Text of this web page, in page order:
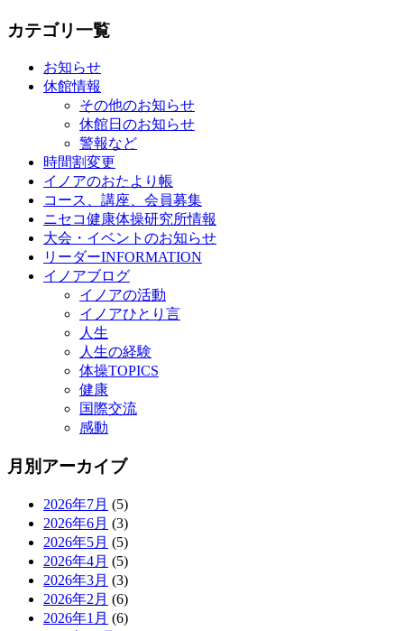
カテゴリ一覧
お知らせ
休館情報
その他のお知らせ
休館日のお知らせ
警報など
時間割変更
イノアのおたより帳
コース、講座、会員募集
ニセコ健康体操研究所情報
大会・イベントのお知らせ
リーダーINFORMATION
イノアブログ
イノアの活動
イノアひとり言
人生
人生の経験
体操TOPICS
健康
国際交流
感動
月別アーカイブ
2026年7月 (5)
2026年6月 (3)
2026年5月 (5)
2026年4月 (5)
2026年3月 (3)
2026年2月 (6)
2026年1月 (6)